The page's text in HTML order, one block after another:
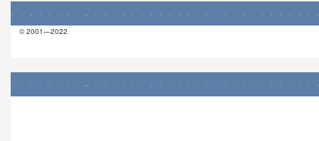
© 2001—2022